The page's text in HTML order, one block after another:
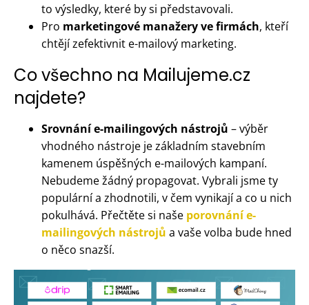
to výsledky, které by si představovali.
Pro marketingové manažery ve firmách, kteří
chtějí zefektivnit e-mailový marketing.
Co všechno na Mailujeme.cz
najdete?
Srovnání e-mailingových nástrojů – výběr
vhodného nástroje je základním stavebním
kamenem úspěšných e-mailových kampaní.
Nebudeme žádný propagovat. Vybrali jsme ty
populární a zhodnotili, v čem vynikají a co u nich
pokulhává. Přečtěte si naše porovnání e-
mailingových nástrojů a vaše volba bude hned
o něco snazší.